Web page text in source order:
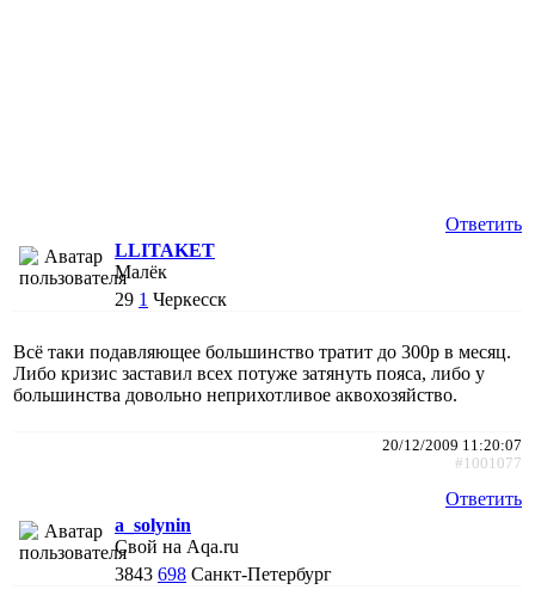
Ответить
LLITAKET
Малёк
29 1 Черкесск
Всё таки подавляющее большинство тратит до 300р в месяц.
Либо кризис заставил всех потуже затянуть пояса, либо у
большинства довольно неприхотливое аквохозяйство.
20/12/2009 11:20:07
#1001077
Ответить
a_solynin
Свой на Aqa.ru
3843 698 Санкт-Петербург